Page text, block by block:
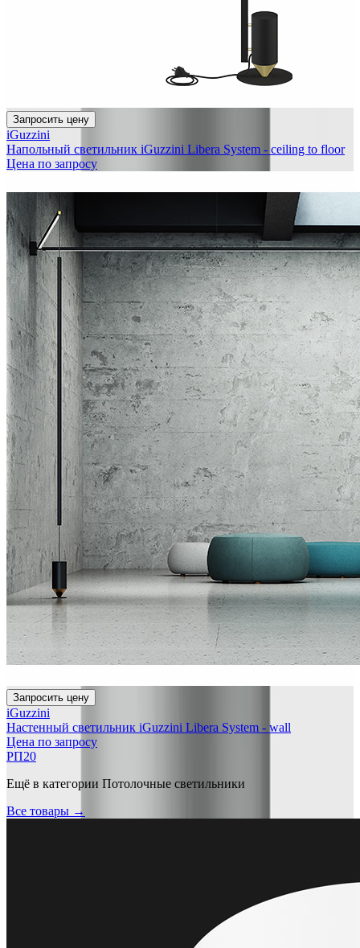
Запросить цену
iGuzzini
Напольный светильник iGuzzini Libera System - ceiling to floor
Цена по запросу
Запросить цену
iGuzzini
Настенный светильник iGuzzini Libera System - wall
Цена по запросу
РП20
Ещё в категории Потолочные светильники
Все товары →